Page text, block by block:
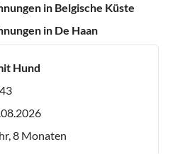
in Belgische Küste
in De Haan
Hund
8 Monaten